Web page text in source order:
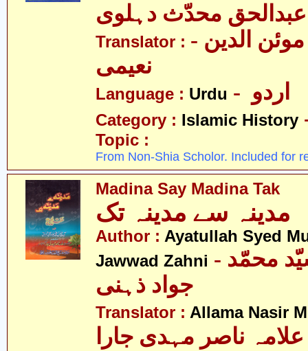
محدّث دہلوی
Translator : - سیّد غلام موئن الدین
Language : Urdu
Category : Islamic History
Topic :
From Non-Shia Scholor. Included for
Madina Say Madina Tak
مدینہ سے مدینہ تک
Author : Ayatullah Syed
Jawwad Zahni - آیت اللہ سیّد محمّد
جواد ذہنی
Translator : Allama Nasir
علامہ ناصر مہدی جارا